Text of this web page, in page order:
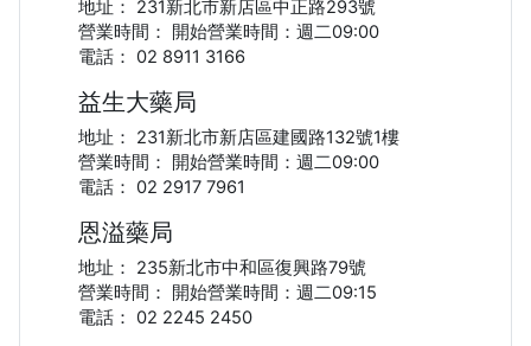
地址： 231新北市新店區中正路293號
營業時間： 開始營業時間：週二09:00
電話： 02 8911 3166
益生大藥局
地址： 231新北市新店區建國路132號1樓
營業時間： 開始營業時間：週二09:00
電話： 02 2917 7961
恩溢藥局
地址： 235新北市中和區復興路79號
營業時間： 開始營業時間：週二09:15
電話： 02 2245 2450